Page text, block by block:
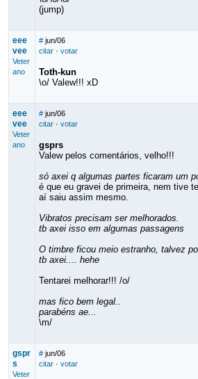
(jump)
eee
vee
Veter
ano
# jun/06
citar· votar
Toth-kun
\o/ Valew!!! xD
eee
vee
Veter
ano
# jun/06
citar· votar
gsprs
Valew pelos comentários, velho!!!
só axei q algumas partes ficaram um
é que eu gravei de primeira, nem tive
aí saiu assim mesmo.
Vibratos precisam ser melhorados.
tb axei isso em algumas passagens
O timbre ficou meio estranho, talvez
tb axei.... hehe
Tentarei melhorar!!! /o/
mas fico bem legal..
parabéns ae...
\m/
gspr
s
Veter
# jun/06
citar· votar